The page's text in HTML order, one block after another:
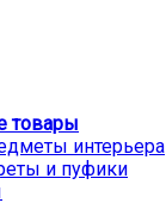
товары
интерьера
и пуфики